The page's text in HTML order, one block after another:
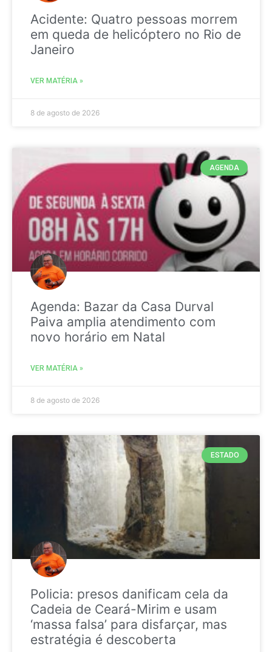
Acidente: Quatro pessoas morrem
em queda de helicóptero no Rio de
Janeiro
VER MATÉRIA »
8 de agosto de 2026
AGENDA
Agenda: Bazar da Casa Durval
Paiva amplia atendimento com
novo horário em Natal
VER MATÉRIA »
8 de agosto de 2026
ESTADO
Policia: presos danificam cela da
Cadeia de Ceará-Mirim e usam
‘massa falsa’ para disfarçar, mas
estratégia é descoberta